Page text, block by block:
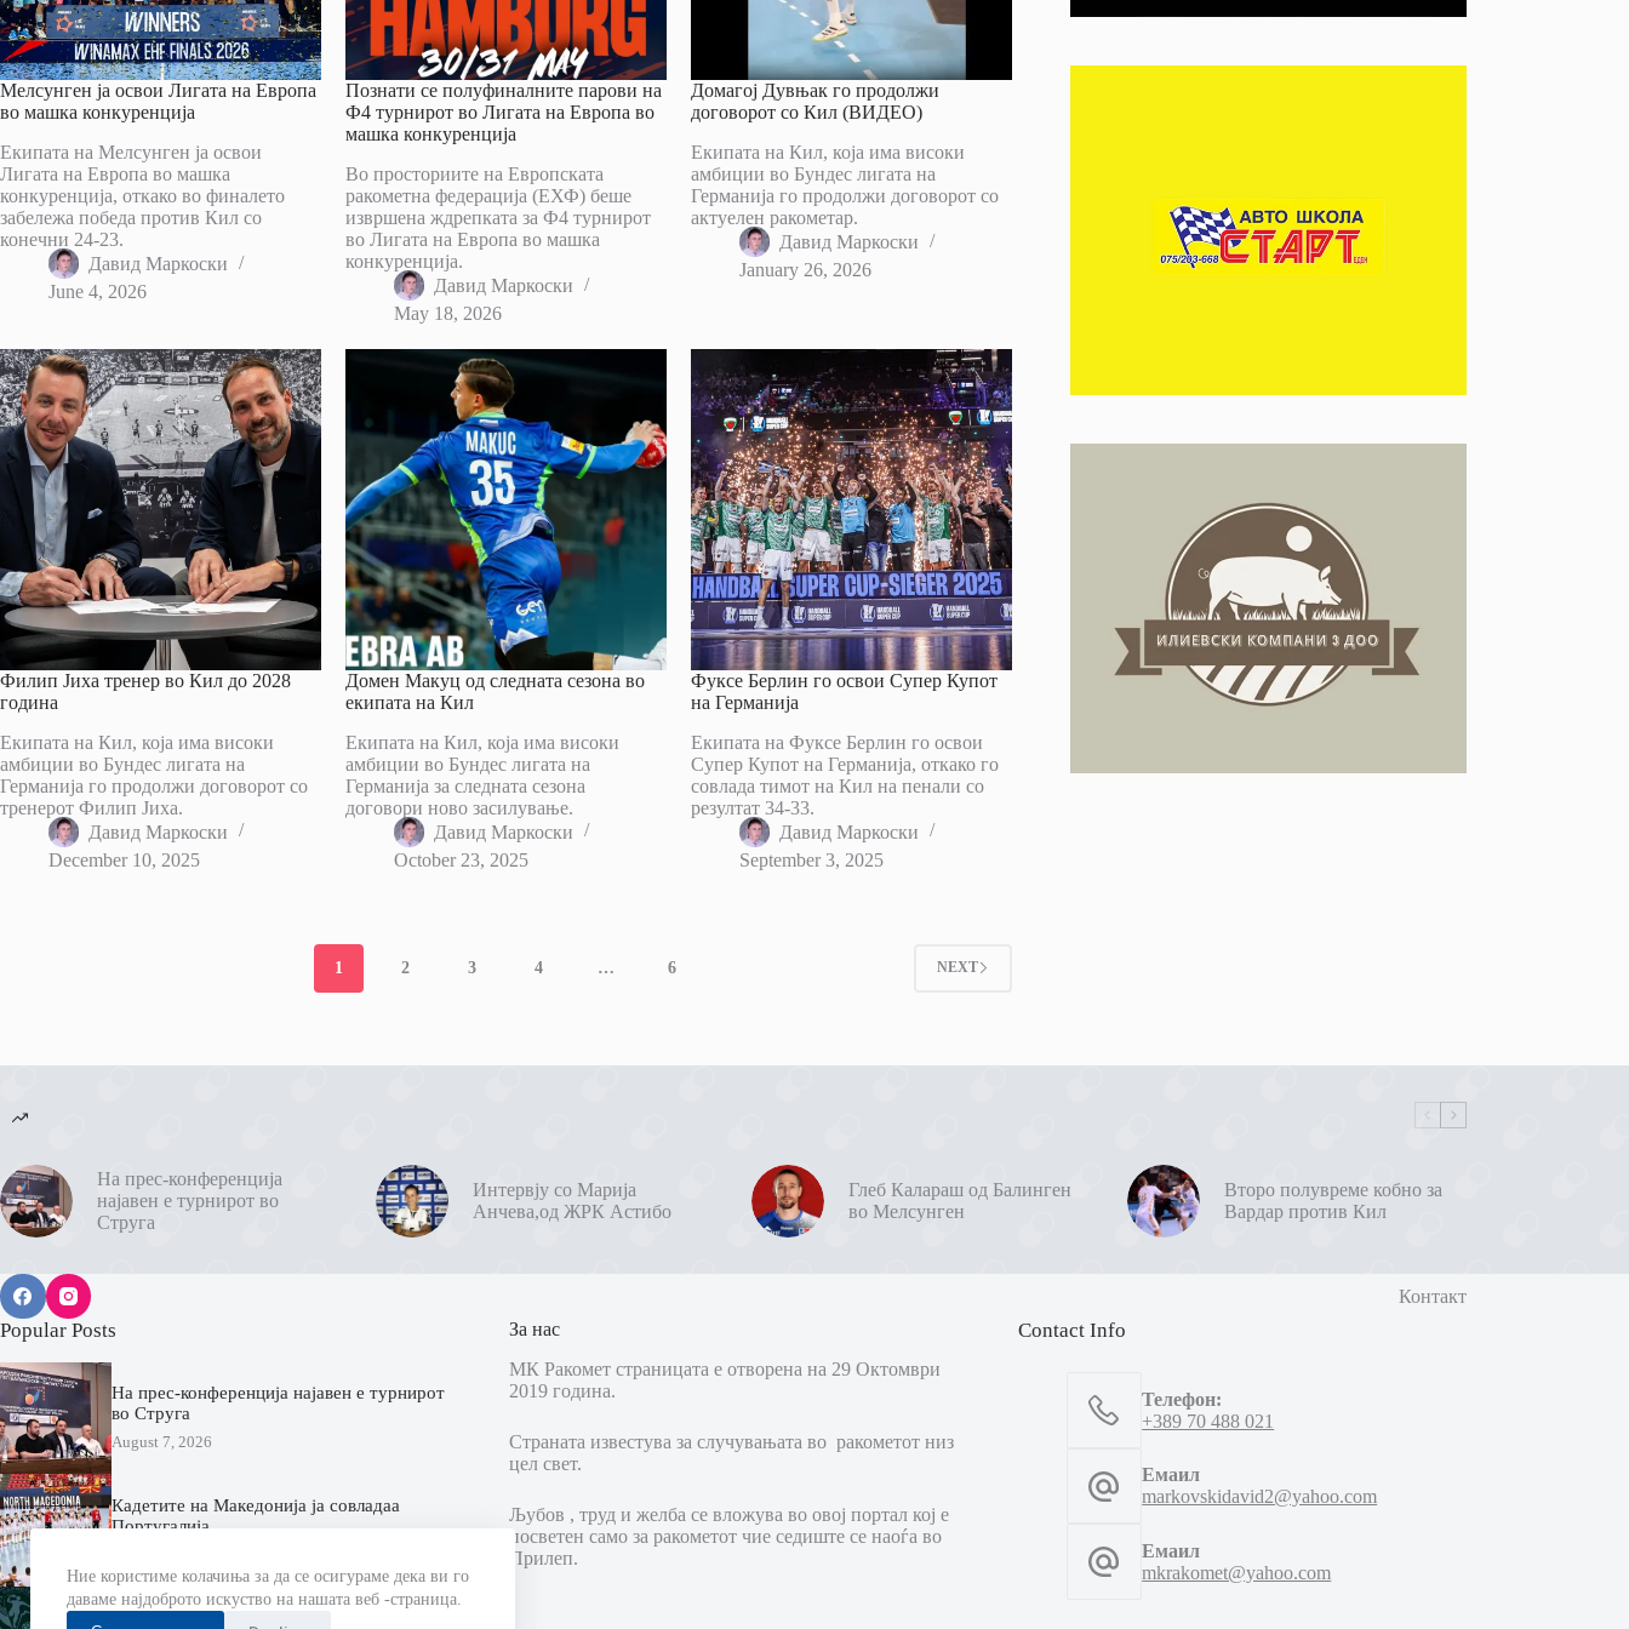
Ние користиме колачиња за да се осигураме дека ви го
даваме најдоброто искуство на нашата веб -страница.
Мелсунген ја освои Лигата на Европа
во машка конкуренција
Екипата на Мелсунген ја освои
Лигата на Европа во машка
конкуренција, откако во финалето
забележа победа против Кил со
конечни 24-23.
Давид Маркоски
June 4, 2026
Познати се полуфиналните парови на
Ф4 турнирот во Лигата на Европа во
машка конкуренција
Во просториите на Европската
ракометна федерација (ЕХФ) беше
извршена ждрепката за Ф4 турнирот
во Лигата на Европа во машка
конкуренција.
Давид Маркоски
May 18, 2026
Домагој Дувњак го продолжи
договорот со Кил (ВИДЕО)
Екипата на Кил, која има високи
амбиции во Бундес лигата на
Германија го продолжи договорот со
актуелен ракометар.
Давид Маркоски
January 26, 2026
Филип Јиха тренер во Кил до 2028
година
Екипата на Кил, која има високи
амбиции во Бундес лигата на
Германија го продолжи договорот со
тренерот Филип Јиха.
Давид Маркоски
December 10, 2025
Домен Макуц од следната сезона во
екипата на Кил
Екипата на Кил, која има високи
амбиции во Бундес лигата на
Германија за следната сезона
договори ново засилување.
Давид Маркоски
October 23, 2025
Фуксе Берлин го освои Супер Купот
на Германија
Екипата на Фуксе Берлин го освои
Супер Купот на Германија, откако го
совлада тимот на Кил на пенали со
резултат 34-33.
Давид Маркоски
September 3, 2025
1 2 3 4 … 6 NEXT
На прес-конференција
најавен е турнирот во
Струга
Интервју со Марија
Анчева,од ЖРК Астибо
Глеб Калараш од Балинген
во Мелсунген
Второ полувреме кобно за
Вардар против Кил
Контакт
Popular Posts
На прес-конференција најавен е турнирот
во Струга
August 7, 2026
Кадетите на Македонија ја совладаа
Португалија
Еурофарм Пелистер ги промовираше
За нас
МК Ракомет страницата е отворена на 29 Октомври
2019 година.
Страната известува за случувањата во ракометот низ
цел свет.
Љубов , труд и желба се вложува во овој портал кој е
посветен само за ракометот чие седиште се наоѓа во
Прилеп.
Contact Info
Телефон:
+389 70 488 021
Емаил
markovskidavid2@yahoo.com
Емаил
mkrakomet@yahoo.com